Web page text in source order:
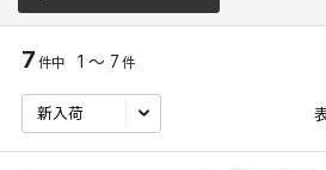
7 件中 1 ～ 7 件